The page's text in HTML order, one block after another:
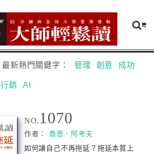
最新熱門關鍵字： 管理 創意 成功
行銷 AI
NO. 1070
作者： 喬恩．阿考夫
如何讓自己不再拖延？拖延本質上